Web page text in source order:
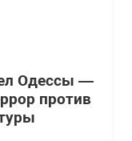
Одессы —
против